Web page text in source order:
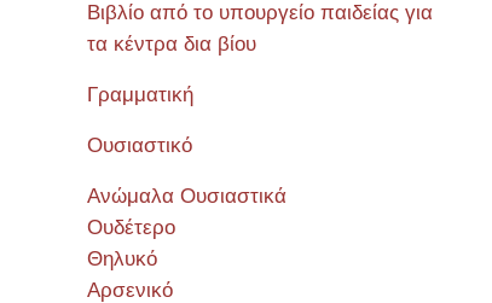
Βιβλίο από το υπουργείο παιδείας για
τα κέντρα δια βίου
Γραμματική
Ουσιαστικό
Ανώμαλα Ουσιαστικά
Ουδέτερο
Θηλυκό
Αρσενικό